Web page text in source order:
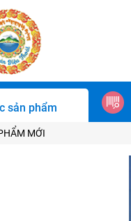
sản phẩm
MỚI